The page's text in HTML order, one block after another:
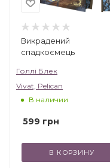
Викрадений
спадкоємець
Голлі Блек
Vivat, Pelican
В наличии
599 грн
В КОРЗИНУ